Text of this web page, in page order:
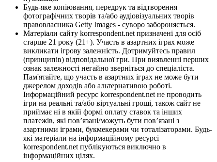
Будь-яке копіювання, передрук та відтворення
фотографічних творів та/або аудіовізуальних творів
правовласника Getty Images - суворо забороняється.
Матеріали сайту korrespondent.net призначені для осіб
старше 21 року (21+). Участь в азартних іграх може
викликати ігрову залежність. Дотримуйтесь правил
(принципів) відповідальної гри. При виявленні перших
ознак залежності негайно зверніться до спеціаліста.
Пам'ятайте, що участь в азартних іграх не може бути
джерелом доходів або альтернативою роботі.
Інформаційний ресурс korrespondent.net не проводить
ігри на реальні та/або віртуальні гроші, також сайт не
приймає ні в якій формі оплату ставок та інших
платежів, які пов’язані/можуть бути пов’язані з
азартними іграми, букмекерами чи тоталізаторами. Будь-
які матеріали на інформаційному ресурсі
korrespondent.net публікуються виключно в
інформаційних цілях.